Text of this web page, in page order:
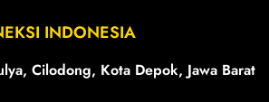
INDONESIA
Cilodong, Kota Depok, Jawa Barat